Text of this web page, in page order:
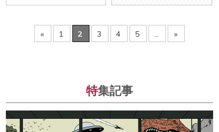
« 1 2 3 4 5 »
特集記事